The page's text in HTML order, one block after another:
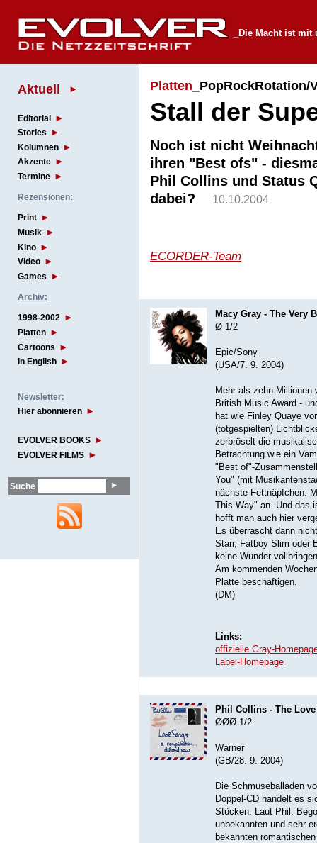
_Die Macht ist mit
Aktuell
Editorial
Stories
Kolumnen
Akzente
Termine
Rezensionen:
Print
Musik
Kino
Video
Games
Archiv:
1998-2002
Platten
Cartoons
In English
Newsletter:
Hier abonnieren
EVOLVER BOOKS
EVOLVER FILMS
Suche
Platten_ PopRockRotation/
Stall der
Noch ist nicht
ihren "Best ofs" -
Phil Collins und Status
dabei?
10.10.2004
ECORDER-Team
Macy Gray - The Very
Ø 1/2
Epic/Sony
(USA/7. 9. 2004)
Mehr als zehn Millionen
British Music Award -
hat wie Finley Quaye
(totgespielten)
zerbröselt die
Betrachtung wie ein
"Best of"-
You" (mit
nächste Fettnäpfchen:
This Way" an. Und das
hofft man auch hier
Es überrascht dann
Starr, Fatboy Slim oder
keine Wunder
Am kommenden
Platte beschäftigen.
(DM)
Links:
offizielle Gray-
Label-Homepage
Phil Collins - The
ØØØ 1/2
Warner
(GB/28. 9. 2004)
Die Schmuseballaden
Doppel-CD handelt es
Stücken. Laut Phil.
unbekannten und sehr
bekannten